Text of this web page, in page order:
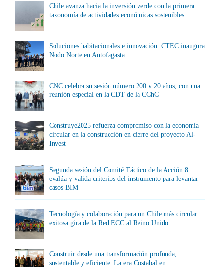
Chile avanza hacia la inversión verde con la primera
taxonomía de actividades económicas sostenibles
Soluciones habitacionales e innovación: CTEC inaugura
Nodo Norte en Antofagasta
CNC celebra su sesión número 200 y 20 años, con una
reunión especial en la CDT de la CChC
Construye2025 refuerza compromiso con la economía
circular en la construcción en cierre del proyecto Al-
Invest
Segunda sesión del Comité Táctico de la Acción 8
evalúa y valida criterios del instrumento para levantar
casos BIM
Tecnología y colaboración para un Chile más circular:
exitosa gira de la Red ECC al Reino Unido
Construir desde una transformación profunda,
sustentable y eficiente: La era Costabal en